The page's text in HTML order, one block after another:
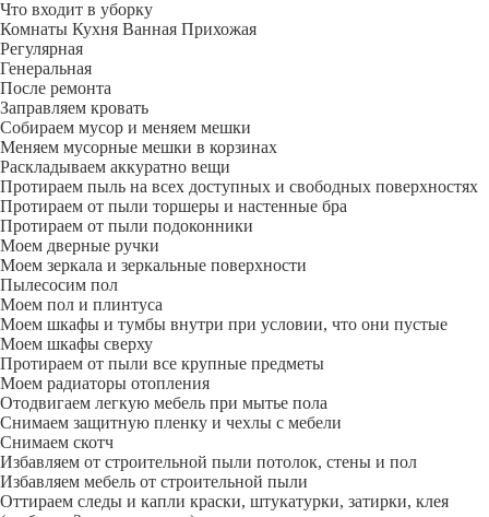
Что входит в уборку
Регу­лярная
Гене­ральная
После ремонта
Заправляем кровать
Собираем мусор и меняем мешки
Меняем мусорные мешки в корзинах
Раскладываем аккуратно вещи
Протираем пыль на всех доступных и свободных поверхностях
Протираем от пыли торшеры и настенные бра
Протираем от пыли подоконники
Моем дверные ручки
Моем зеркала и зеркальные поверхности
Пылесосим пол
Моем пол и плинтуса
Моем шкафы и тумбы внутри при условии, что они пустые
Моем шкафы сверху
Протираем от пыли все крупные предметы
Моем радиаторы отопления
Отодвигаем легкую мебель при мытье пола
Снимаем защитную пленку и чехлы с мебели
Снимаем скотч
Избавляем от строительной пыли потолок, стены и пол
Избавляем мебель от строительной пыли
Оттираем следы и капли краски, штукатурки, затирки, клея